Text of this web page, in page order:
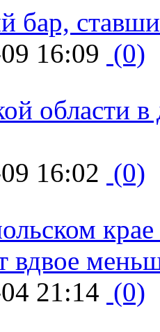
бар,
16:09 (0)
области в
16:02 (0)
вдвое
21:14 (0)